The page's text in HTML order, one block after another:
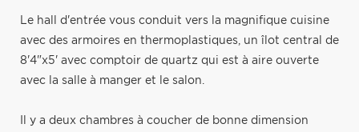
Le hall d'entrée vous conduit vers la magnifique cuisine
avec des armoires en thermoplastiques, un îlot central de
8'4"x5' avec comptoir de quartz qui est à aire ouverte
avec la salle à manger et le salon.
Il y a deux chambres à coucher de bonne dimension